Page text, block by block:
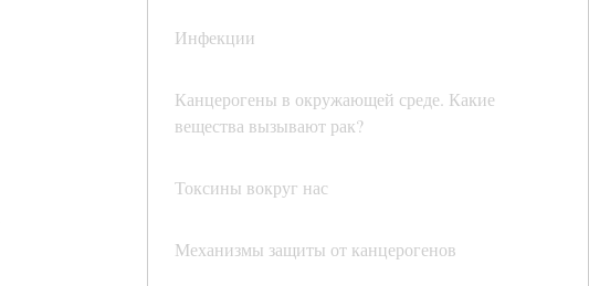
Инфекции
Канцерогены в окружающей среде. Какие
вещества вызывают рак?
Токсины вокруг нас
Механизмы защиты от канцерогенов